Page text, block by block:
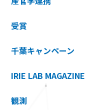
受賞
千葉キャンペーン
IRIE LAB MAGAZINE
観測